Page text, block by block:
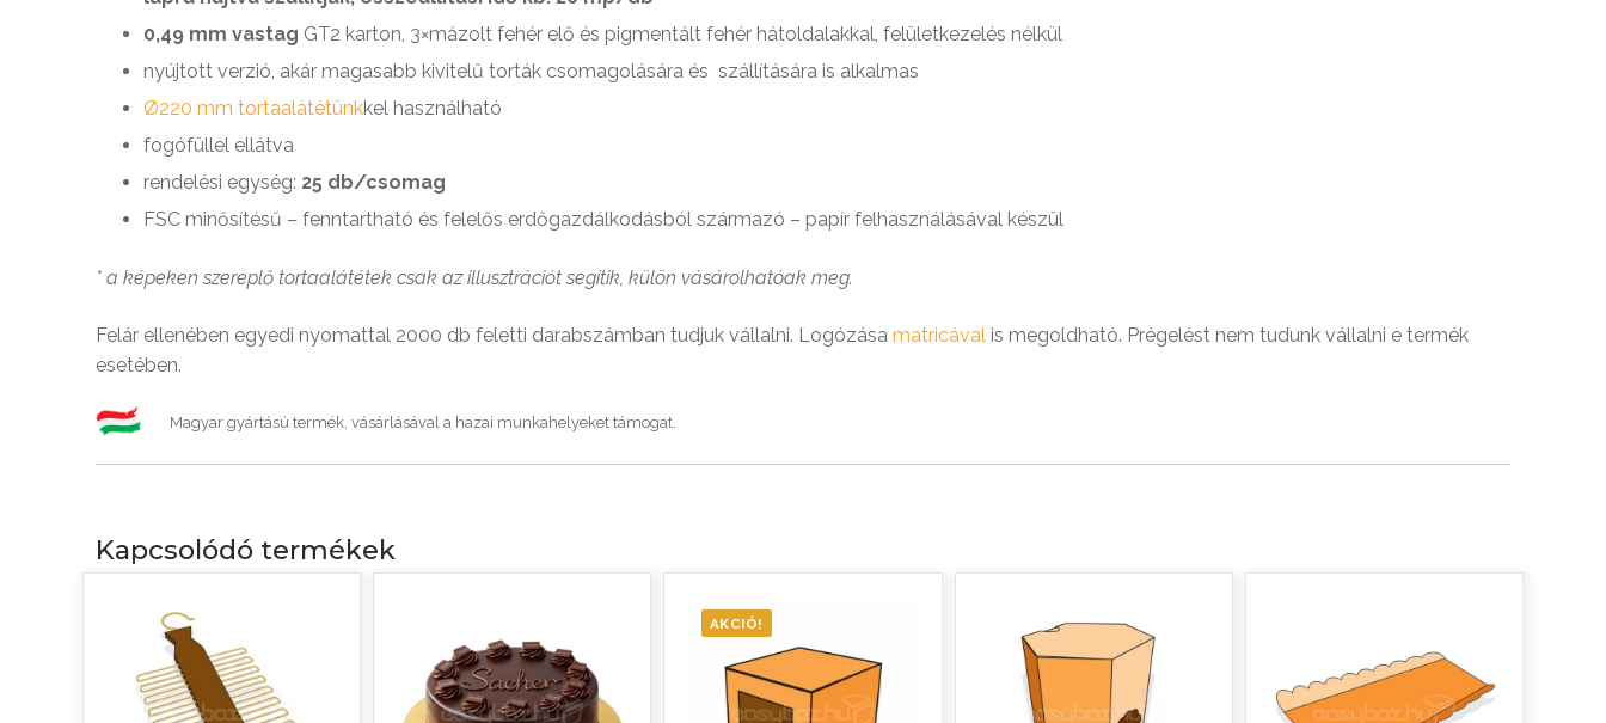
0,49 mm vastag GT2 karton, 3×mázolt fehér elő és pigmentált fehér hátoldalakkal, felületkezelés nélkül
nyújtott verzió, akár magasabb kivitelű torták csomagolására és szállítására is alkalmas
Ø220 mm tortaalátétünkkel használható
fogófüllel ellátva
rendelési egység: 25 db/csomag
FSC minősítésű – fenntartható és felelős erdőgazdálkodásból származó – papír felhasználásával készül
* a képeken szereplő tortaalátétek csak az illusztrációt segítik, külön vásárolhatóak meg.
Felár ellenében egyedi nyomattal 2000 db feletti darabszámban tudjuk vállalni. Logózása matricával is megoldható. Prégelést nem tudunk vállalni e termék
esetében.
Magyar gyártású termék, vásárlásával a hazai munkahelyeket támogat.
Kapcsolódó termékek
AKCIÓ!